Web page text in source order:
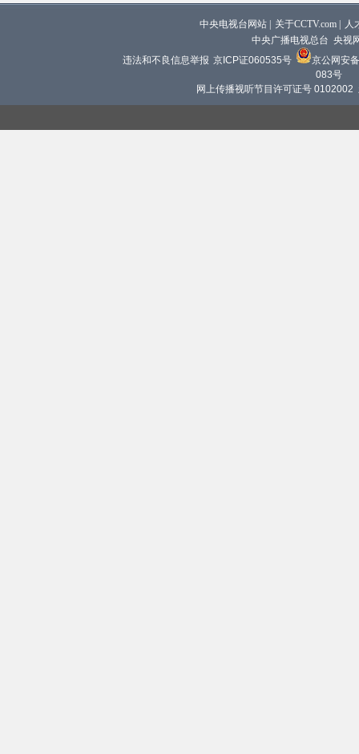
中央电视台网站 关于CCTV.com
人
中央广播电视总台 央视
违法和不良信息举报 京ICP证060535号
京公网安
083号
网上传播视听节目许可证号